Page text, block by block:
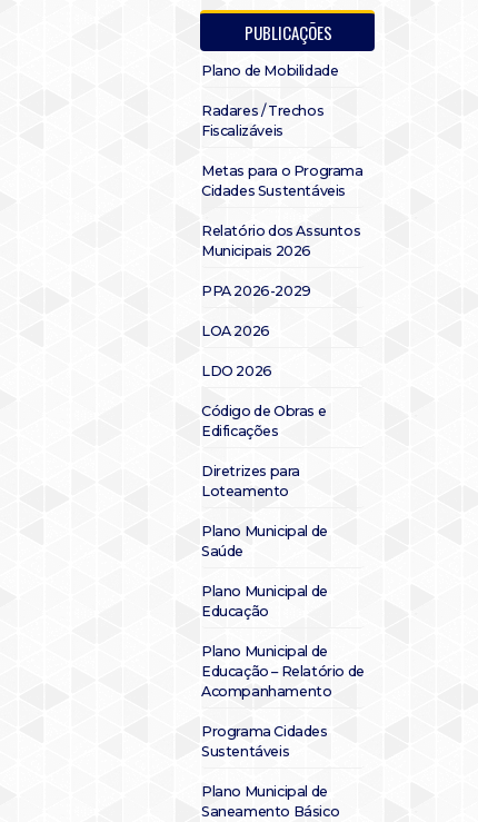
PUBLICAÇÕES
Plano de Mobilidade
Radares / Trechos
Fiscalizáveis
Metas para o Programa
Cidades Sustentáveis
Relatório dos Assuntos
Municipais 2026
PPA 2026-2029
LOA 2026
LDO 2026
Código de Obras e
Edificações
Diretrizes para
Loteamento
Plano Municipal de
Saúde
Plano Municipal de
Educação
Plano Municipal de
Educação – Relatório de
Acompanhamento
Programa Cidades
Sustentáveis
Plano Municipal de
Saneamento Básico